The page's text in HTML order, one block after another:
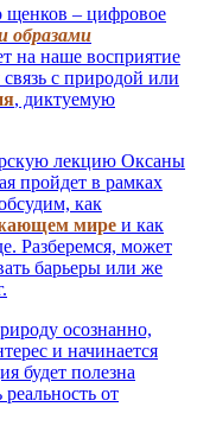
щенков – цифровое
образами
на наше восприятие
с природой или
, диктуемую
лекцию Оксаны
пройдет в рамках
как
мире и как
Разберемся, может
барьеры или же
осознанно,
и начинается
будет полезна
от